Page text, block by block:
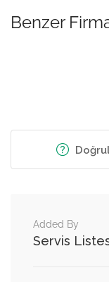
Benzer
Added By
Servis